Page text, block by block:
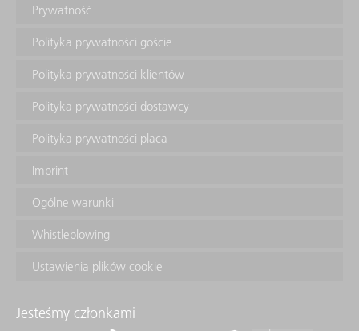
Prywatność
Polityka prywatności goście
Polityka prywatności klientów
Polityka prywatności dostawcy
Polityka prywatności placa
Imprint
Ogólne warunki
Whistleblowing
Ustawienia plików cookie
Jesteśmy członkami